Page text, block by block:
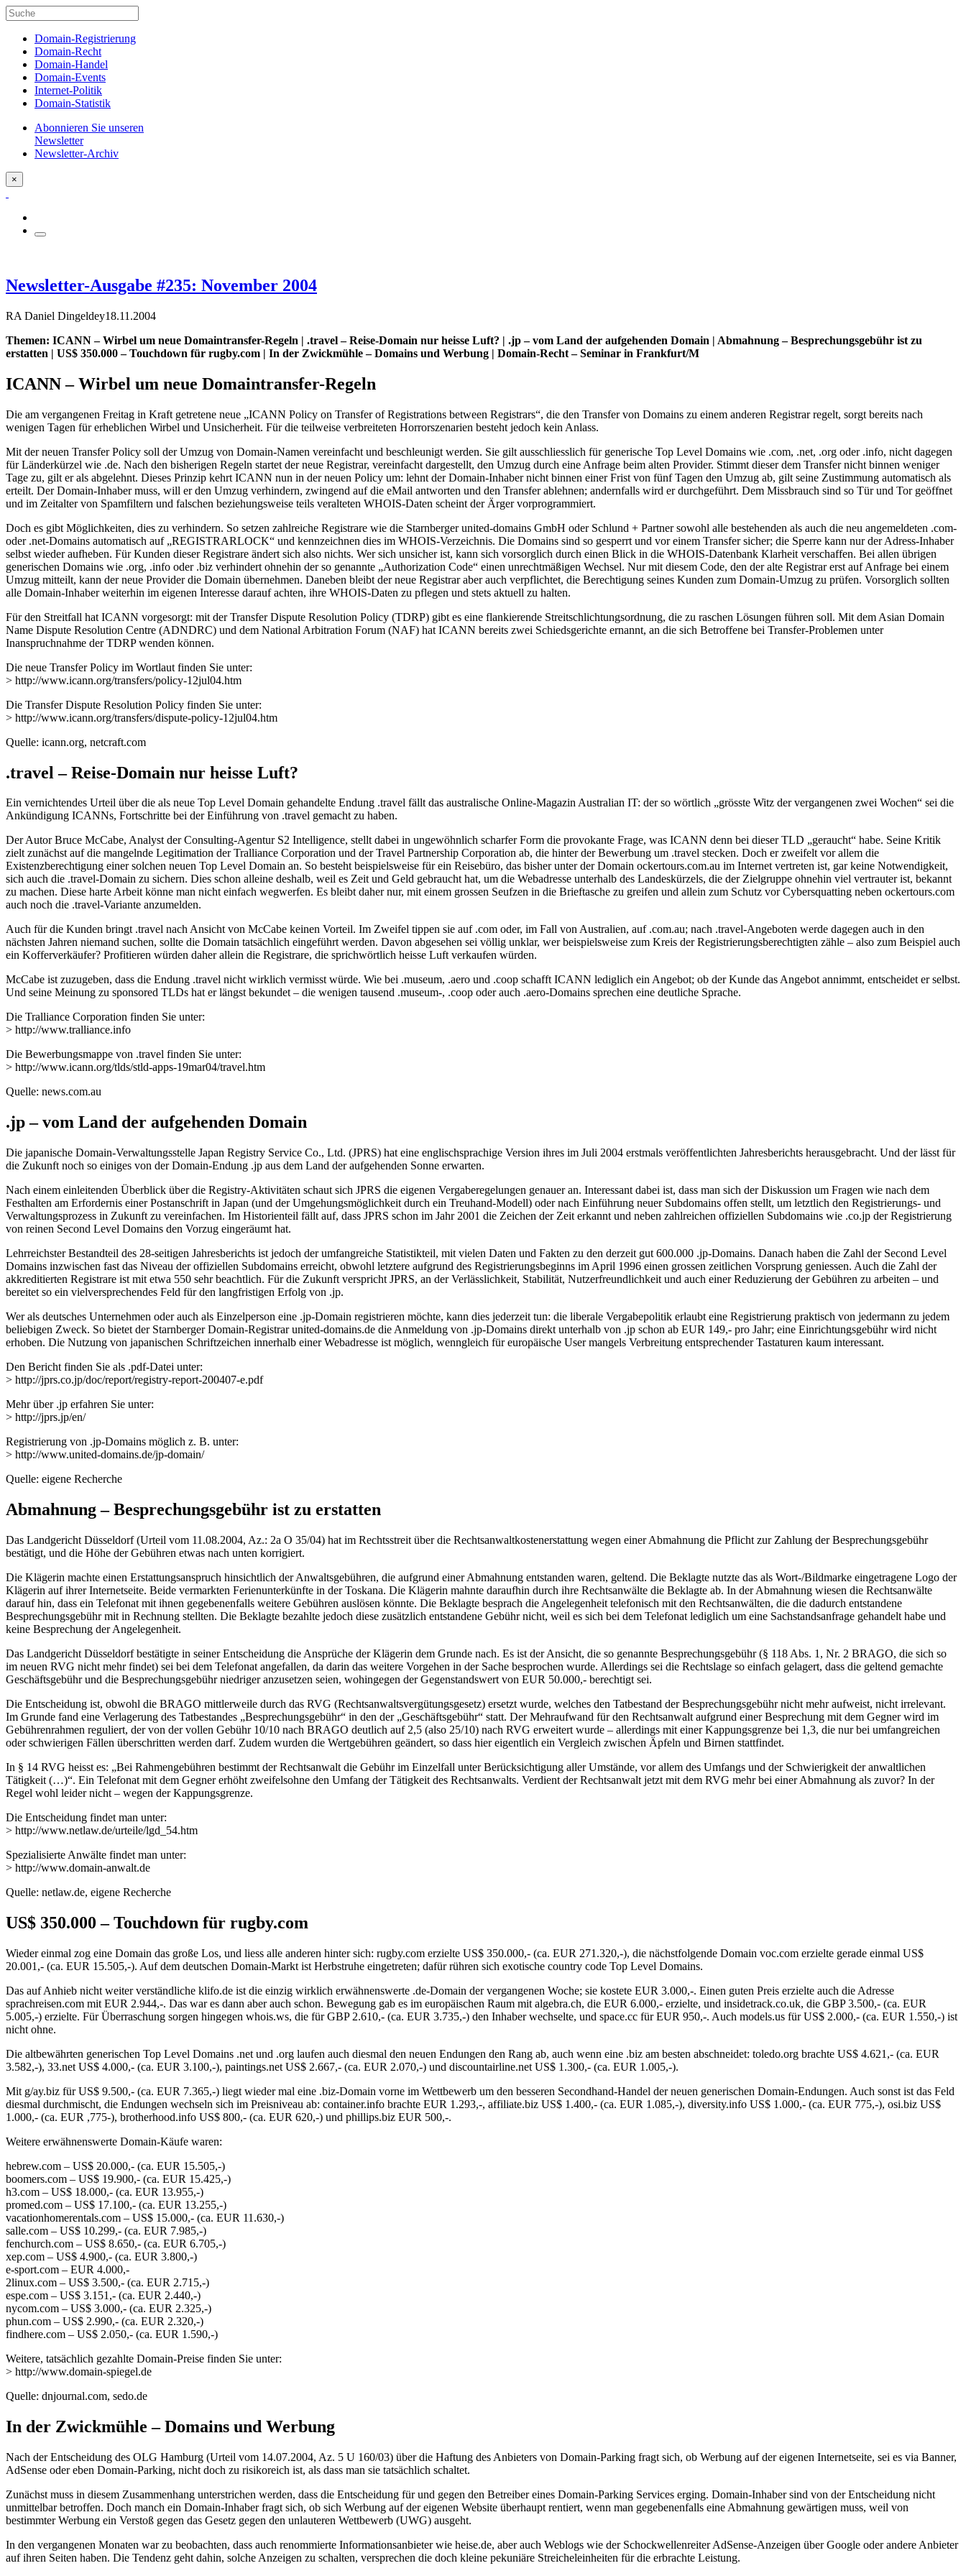
Domain-Registrierung
Domain-Recht
Domain-Handel
Domain-Events
Internet-Politik
Domain-Statistik
Abonnieren Sie unseren
Newsletter
Newsletter-Archiv
×
Newsletter-Ausgabe #235: November 2004
RA Daniel Dingeldey18.11.2004
Themen: ICANN – Wirbel um neue Domaintransfer-Regeln | .travel – Reise-Domain nur heisse Luft? | .jp – vom Land der aufgehenden Domain | Abmahnung – Besprechungsgebühr ist zu
erstatten | US$ 350.000 – Touchdown für rugby.com | In der Zwickmühle – Domains und Werbung | Domain-Recht – Seminar in Frankfurt/M
ICANN – Wirbel um neue Domaintransfer-Regeln
Die am vergangenen Freitag in Kraft getretene neue „ICANN Policy on Transfer of Registrations between Registrars“, die den Transfer von Domains zu einem anderen Registrar regelt, sorgt bereits nach
wenigen Tagen für erheblichen Wirbel und Unsicherheit. Für die teilweise verbreiteten Horrorszenarien besteht jedoch kein Anlass.
Mit der neuen Transfer Policy soll der Umzug von Domain-Namen vereinfacht und beschleunigt werden. Sie gilt ausschliesslich für generische Top Level Domains wie .com, .net, .org oder .info, nicht dagegen
für Länderkürzel wie .de. Nach den bisherigen Regeln startet der neue Registrar, vereinfacht dargestellt, den Umzug durch eine Anfrage beim alten Provider. Stimmt dieser dem Transfer nicht binnen weniger
Tage zu, gilt er als abgelehnt. Dieses Prinzip kehrt ICANN nun in der neuen Policy um: lehnt der Domain-Inhaber nicht binnen einer Frist von fünf Tagen den Umzug ab, gilt seine Zustimmung automatisch als
erteilt. Der Domain-Inhaber muss, will er den Umzug verhindern, zwingend auf die eMail antworten und den Transfer ablehnen; andernfalls wird er durchgeführt. Dem Missbrauch sind so Tür und Tor geöffnet
und im Zeitalter von Spamfiltern und falschen beziehungsweise teils veralteten WHOIS-Daten scheint der Ärger vorprogrammiert.
Doch es gibt Möglichkeiten, dies zu verhindern. So setzen zahlreiche Registrare wie die Starnberger united-domains GmbH oder Schlund + Partner sowohl alle bestehenden als auch die neu angemeldeten .com-
oder .net-Domains automatisch auf „REGISTRARLOCK“ und kennzeichnen dies im WHOIS-Verzeichnis. Die Domains sind so gesperrt und vor einem Transfer sicher; die Sperre kann nur der Adress-Inhaber
selbst wieder aufheben. Für Kunden dieser Registrare ändert sich also nichts. Wer sich unsicher ist, kann sich vorsorglich durch einen Blick in die WHOIS-Datenbank Klarheit verschaffen. Bei allen übrigen
generischen Domains wie .org, .info oder .biz verhindert ohnehin der so genannte „Authorization Code“ einen unrechtmäßigen Wechsel. Nur mit diesem Code, den der alte Registrar erst auf Anfrage bei einem
Umzug mitteilt, kann der neue Provider die Domain übernehmen. Daneben bleibt der neue Registrar aber auch verpflichtet, die Berechtigung seines Kunden zum Domain-Umzug zu prüfen. Vorsorglich sollten
alle Domain-Inhaber weiterhin im eigenen Interesse darauf achten, ihre WHOIS-Daten zu pflegen und stets aktuell zu halten.
Für den Streitfall hat ICANN vorgesorgt: mit der Transfer Dispute Resolution Policy (TDRP) gibt es eine flankierende Streitschlichtungsordnung, die zu raschen Lösungen führen soll. Mit dem Asian Domain
Name Dispute Resolution Centre (ADNDRC) und dem National Arbitration Forum (NAF) hat ICANN bereits zwei Schiedsgerichte ernannt, an die sich Betroffene bei Transfer-Problemen unter
Inanspruchnahme der TDRP wenden können.
Die neue Transfer Policy im Wortlaut finden Sie unter:
> http://www.icann.org/transfers/policy-12jul04.htm
Die Transfer Dispute Resolution Policy finden Sie unter:
> http://www.icann.org/transfers/dispute-policy-12jul04.htm
Quelle: icann.org, netcraft.com
.travel – Reise-Domain nur heisse Luft?
Ein vernichtendes Urteil über die als neue Top Level Domain gehandelte Endung .travel fällt das australische Online-Magazin Australian IT: der so wörtlich „grösste Witz der vergangenen zwei Wochen“ sei die
Ankündigung ICANNs, Fortschritte bei der Einführung von .travel gemacht zu haben.
Der Autor Bruce McCabe, Analyst der Consulting-Agentur S2 Intelligence, stellt dabei in ungewöhnlich scharfer Form die provokante Frage, was ICANN denn bei dieser TLD „geraucht“ habe. Seine Kritik
zielt zunächst auf die mangelnde Legitimation der Tralliance Corporation und der Travel Partnership Corporation ab, die hinter der Bewerbung um .travel stecken. Doch er zweifelt vor allem die
Existenzberechtigung einer solchen neuen Top Level Domain an. So besteht beispielsweise für ein Reisebüro, das bisher unter der Domain ockertours.com.au im Internet vertreten ist, gar keine Notwendigkeit,
sich auch die .travel-Domain zu sichern. Dies schon alleine deshalb, weil es Zeit und Geld gebraucht hat, um die Webadresse unterhalb des Landeskürzels, die der Zielgruppe ohnehin viel vertrauter ist, bekannt
zu machen. Diese harte Arbeit könne man nicht einfach wegwerfen. Es bleibt daher nur, mit einem grossen Seufzen in die Brieftasche zu greifen und allein zum Schutz vor Cybersquatting neben ockertours.com
auch noch die .travel-Variante anzumelden.
Auch für die Kunden bringt .travel nach Ansicht von McCabe keinen Vorteil. Im Zweifel tippen sie auf .com oder, im Fall von Australien, auf .com.au; nach .travel-Angeboten werde dagegen auch in den
nächsten Jahren niemand suchen, sollte die Domain tatsächlich eingeführt werden. Davon abgesehen sei völlig unklar, wer beispielsweise zum Kreis der Registrierungsberechtigten zähle – also zum Beispiel auch
ein Kofferverkäufer? Profitieren würden daher allein die Registrare, die sprichwörtlich heisse Luft verkaufen würden.
McCabe ist zuzugeben, dass die Endung .travel nicht wirklich vermisst würde. Wie bei .museum, .aero und .coop schafft ICANN lediglich ein Angebot; ob der Kunde das Angebot annimmt, entscheidet er selbst.
Und seine Meinung zu sponsored TLDs hat er längst bekundet – die wenigen tausend .museum-, .coop oder auch .aero-Domains sprechen eine deutliche Sprache.
Die Tralliance Corporation finden Sie unter:
> http://www.tralliance.info
Die Bewerbungsmappe von .travel finden Sie unter:
> http://www.icann.org/tlds/stld-apps-19mar04/travel.htm
Quelle: news.com.au
.jp – vom Land der aufgehenden Domain
Die japanische Domain-Verwaltungsstelle Japan Registry Service Co., Ltd. (JPRS) hat eine englischsprachige Version ihres im Juli 2004 erstmals veröffentlichten Jahresberichts herausgebracht. Und der lässt für
die Zukunft noch so einiges von der Domain-Endung .jp aus dem Land der aufgehenden Sonne erwarten.
Nach einem einleitenden Überblick über die Registry-Aktivitäten schaut sich JPRS die eigenen Vergaberegelungen genauer an. Interessant dabei ist, dass man sich der Diskussion um Fragen wie nach dem
Festhalten am Erfordernis einer Postanschrift in Japan (und der Umgehungsmöglichkeit durch ein Treuhand-Modell) oder nach Einführung neuer Subdomains offen stellt, um letztlich den Registrierungs- und
Verwaltungsprozess in Zukunft zu vereinfachen. Im Historienteil fällt auf, dass JPRS schon im Jahr 2001 die Zeichen der Zeit erkannt und neben zahlreichen offiziellen Subdomains wie .co.jp der Registrierung
von reinen Second Level Domains den Vorzug eingeräumt hat.
Lehrreichster Bestandteil des 28-seitigen Jahresberichts ist jedoch der umfangreiche Statistikteil, mit vielen Daten und Fakten zu den derzeit gut 600.000 .jp-Domains. Danach haben die Zahl der Second Level
Domains inzwischen fast das Niveau der offiziellen Subdomains erreicht, obwohl letztere aufgrund des Registrierungsbeginns im April 1996 einen grossen zeitlichen Vorsprung geniessen. Auch die Zahl der
akkreditierten Registrare ist mit etwa 550 sehr beachtlich. Für die Zukunft verspricht JPRS, an der Verlässlichkeit, Stabilität, Nutzerfreundlichkeit und auch einer Reduzierung der Gebühren zu arbeiten – und
bereitet so ein vielversprechendes Feld für den langfristigen Erfolg von .jp.
Wer als deutsches Unternehmen oder auch als Einzelperson eine .jp-Domain registrieren möchte, kann dies jederzeit tun: die liberale Vergabepolitik erlaubt eine Registrierung praktisch von jedermann zu jedem
beliebigen Zweck. So bietet der Starnberger Domain-Registrar united-domains.de die Anmeldung von .jp-Domains direkt unterhalb von .jp schon ab EUR 149,- pro Jahr; eine Einrichtungsgebühr wird nicht
erhoben. Die Nutzung von japanischen Schriftzeichen innerhalb einer Webadresse ist möglich, wenngleich für europäische User mangels Verbreitung entsprechender Tastaturen kaum interessant.
Den Bericht finden Sie als .pdf-Datei unter:
> http://jprs.co.jp/doc/report/registry-report-200407-e.pdf
Mehr über .jp erfahren Sie unter:
> http://jprs.jp/en/
Registrierung von .jp-Domains möglich z. B. unter:
> http://www.united-domains.de/jp-domain/
Quelle: eigene Recherche
Abmahnung – Besprechungsgebühr ist zu erstatten
Das Landgericht Düsseldorf (Urteil vom 11.08.2004, Az.: 2a O 35/04) hat im Rechtsstreit über die Rechtsanwaltkostenerstattung wegen einer Abmahnung die Pflicht zur Zahlung der Besprechungsgebühr
bestätigt, und die Höhe der Gebühren etwas nach unten korrigiert.
Die Klägerin machte einen Erstattungsanspruch hinsichtlich der Anwaltsgebühren, die aufgrund einer Abmahnung entstanden waren, geltend. Die Beklagte nutzte das als Wort-/Bildmarke eingetragene Logo der
Klägerin auf ihrer Internetseite. Beide vermarkten Ferienunterkünfte in der Toskana. Die Klägerin mahnte daraufhin durch ihre Rechtsanwälte die Beklagte ab. In der Abmahnung wiesen die Rechtsanwälte
darauf hin, dass ein Telefonat mit ihnen gegebenenfalls weitere Gebühren auslösen könnte. Die Beklagte besprach die Angelegenheit telefonisch mit den Rechtsanwälten, die die dadurch entstandene
Besprechungsgebühr mit in Rechnung stellten. Die Beklagte bezahlte jedoch diese zusätzlich entstandene Gebühr nicht, weil es sich bei dem Telefonat lediglich um eine Sachstandsanfrage gehandelt habe und
keine Besprechung der Angelegenheit.
Das Landgericht Düsseldorf bestätigte in seiner Entscheidung die Ansprüche der Klägerin dem Grunde nach. Es ist der Ansicht, die so genannte Besprechungsgebühr (§ 118 Abs. 1, Nr. 2 BRAGO, die sich so
im neuen RVG nicht mehr findet) sei bei dem Telefonat angefallen, da darin das weitere Vorgehen in der Sache besprochen wurde. Allerdings sei die Rechtslage so einfach gelagert, dass die geltend gemachte
Geschäftsgebühr und die Besprechungsgebühr niedriger anzusetzen seien, wohingegen der Gegenstandswert von EUR 50.000,- berechtigt sei.
Die Entscheidung ist, obwohl die BRAGO mittlerweile durch das RVG (Rechtsanwaltsvergütungsgesetz) ersetzt wurde, welches den Tatbestand der Besprechungsgebühr nicht mehr aufweist, nicht irrelevant.
Im Grunde fand eine Verlagerung des Tatbestandes „Besprechungsgebühr“ in den der „Geschäftsgebühr“ statt. Der Mehraufwand für den Rechtsanwalt aufgrund einer Besprechung mit dem Gegner wird im
Gebührenrahmen reguliert, der von der vollen Gebühr 10/10 nach BRAGO deutlich auf 2,5 (also 25/10) nach RVG erweitert wurde – allerdings mit einer Kappungsgrenze bei 1,3, die nur bei umfangreichen
oder schwierigen Fällen überschritten werden darf. Zudem wurden die Wertgebühren geändert, so dass hier eigentlich ein Vergleich zwischen Äpfeln und Birnen stattfindet.
In § 14 RVG heisst es: „Bei Rahmengebühren bestimmt der Rechtsanwalt die Gebühr im Einzelfall unter Berücksichtigung aller Umstände, vor allem des Umfangs und der Schwierigkeit der anwaltlichen
Tätigkeit (…)“. Ein Telefonat mit dem Gegner erhöht zweifelsohne den Umfang der Tätigkeit des Rechtsanwalts. Verdient der Rechtsanwalt jetzt mit dem RVG mehr bei einer Abmahnung als zuvor? In der
Regel wohl leider nicht – wegen der Kappungsgrenze.
Die Entscheidung findet man unter:
> http://www.netlaw.de/urteile/lgd_54.htm
Spezialisierte Anwälte findet man unter:
> http://www.domain-anwalt.de
Quelle: netlaw.de, eigene Recherche
US$ 350.000 – Touchdown für rugby.com
Wieder einmal zog eine Domain das große Los, und liess alle anderen hinter sich: rugby.com erzielte US$ 350.000,- (ca. EUR 271.320,-), die nächstfolgende Domain voc.com erzielte gerade einmal US$
20.001,- (ca. EUR 15.505,-). Auf dem deutschen Domain-Markt ist Herbstruhe eingetreten; dafür rühren sich exotische country code Top Level Domains.
Das auf Anhieb nicht weiter verständliche klifo.de ist die einzig wirklich erwähnenswerte .de-Domain der vergangenen Woche; sie kostete EUR 3.000,-. Einen guten Preis erzielte auch die Adresse
sprachreisen.com mit EUR 2.944,-. Das war es dann aber auch schon. Bewegung gab es im europäischen Raum mit algebra.ch, die EUR 6.000,- erzielte, und insidetrack.co.uk, die GBP 3.500,- (ca. EUR
5.005,-) erzielte. Für Überraschung sorgen hingegen whois.ws, die für GBP 2.610,- (ca. EUR 3.735,-) den Inhaber wechselte, und space.cc für EUR 950,-. Auch models.us für US$ 2.000,- (ca. EUR 1.550,-) ist
nicht ohne.
Die altbewährten generischen Top Level Domains .net und .org laufen auch diesmal den neuen Endungen den Rang ab, auch wenn eine .biz am besten abschneidet: toledo.org brachte US$ 4.621,- (ca. EUR
3.582,-), 33.net US$ 4.000,- (ca. EUR 3.100,-), paintings.net US$ 2.667,- (ca. EUR 2.070,-) und discountairline.net US$ 1.300,- (ca. EUR 1.005,-).
Mit g/ay.biz für US$ 9.500,- (ca. EUR 7.365,-) liegt wieder mal eine .biz-Domain vorne im Wettbewerb um den besseren Secondhand-Handel der neuen generischen Domain-Endungen. Auch sonst ist das Feld
diesmal durchmischt, die Endungen wechseln sich im Preisniveau ab: container.info brachte EUR 1.293,-, affiliate.biz US$ 1.400,- (ca. EUR 1.085,-), diversity.info US$ 1.000,- (ca. EUR 775,-), osi.biz US$
1.000,- (ca. EUR ,775-), brotherhood.info US$ 800,- (ca. EUR 620,-) und phillips.biz EUR 500,-.
Weitere erwähnenswerte Domain-Käufe waren:
hebrew.com – US$ 20.000,- (ca. EUR 15.505,-)
boomers.com – US$ 19.900,- (ca. EUR 15.425,-)
h3.com – US$ 18.000,- (ca. EUR 13.955,-)
promed.com – US$ 17.100,- (ca. EUR 13.255,-)
vacationhomerentals.com – US$ 15.000,- (ca. EUR 11.630,-)
salle.com – US$ 10.299,- (ca. EUR 7.985,-)
fenchurch.com – US$ 8.650,- (ca. EUR 6.705,-)
xep.com – US$ 4.900,- (ca. EUR 3.800,-)
e-sport.com – EUR 4.000,-
2linux.com – US$ 3.500,- (ca. EUR 2.715,-)
espe.com – US$ 3.151,- (ca. EUR 2.440,-)
nycom.com – US$ 3.000,- (ca. EUR 2.325,-)
phun.com – US$ 2.990,- (ca. EUR 2.320,-)
findhere.com – US$ 2.050,- (ca. EUR 1.590,-)
Weitere, tatsächlich gezahlte Domain-Preise finden Sie unter:
> http://www.domain-spiegel.de
Quelle: dnjournal.com, sedo.de
In der Zwickmühle – Domains und Werbung
Nach der Entscheidung des OLG Hamburg (Urteil vom 14.07.2004, Az. 5 U 160/03) über die Haftung des Anbieters von Domain-Parking fragt sich, ob Werbung auf der eigenen Internetseite, sei es via Banner,
AdSense oder eben Domain-Parking, nicht doch zu risikoreich ist, als dass man sie tatsächlich schaltet.
Zunächst muss in diesem Zusammenhang unterstrichen werden, dass die Entscheidung für und gegen den Betreiber eines Domain-Parking Services erging. Domain-Inhaber sind von der Entscheidung nicht
unmittelbar betroffen. Doch manch ein Domain-Inhaber fragt sich, ob sich Werbung auf der eigenen Website überhaupt rentiert, wenn man gegebenenfalls eine Abmahnung gewärtigen muss, weil von
bestimmter Werbung ein Verstoß gegen das Gesetz gegen den unlauteren Wettbewerb (UWG) ausgeht.
In den vergangenen Monaten war zu beobachten, dass auch renommierte Informationsanbieter wie heise.de, aber auch Weblogs wie der Schockwellenreiter AdSense-Anzeigen über Google oder andere Anbieter
auf ihren Seiten haben. Die Tendenz geht dahin, solche Anzeigen zu schalten, versprechen die doch kleine pekuniäre Streicheleinheiten für die erbrachte Leistung.